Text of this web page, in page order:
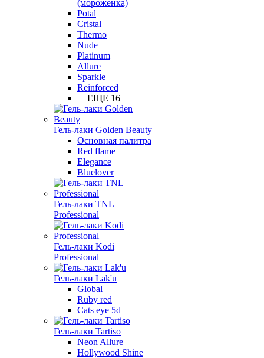
(мороженка)
Potal
Cristal
Thermo
Nude
Platinum
Allure
Sparkle
Reinforced
+ ЕЩЕ 16
Гель-лаки Golden Beauty
Основная палитра
Red flame
Elegance
Bluelover
Гель-лаки TNL
Professional
Гель-лаки Kodi
Professional
Гель-лаки Lak'u
Global
Ruby red
Cats eye 5d
Гель-лаки Tartiso
Neon Allure
Hollywood Shine